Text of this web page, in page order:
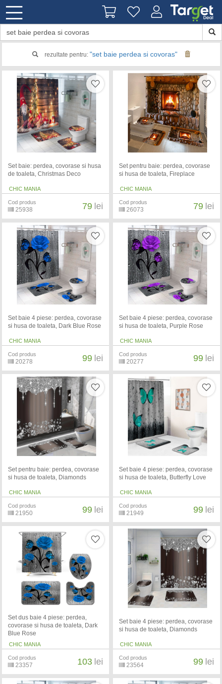
rezultate pentru: "set baie perdea si covoras"
Set baie: perdea, covorase si husa
de toaleta, Christmas Deco
CHIC MANIA
Cod produs
25938 79 lei
Set pentru baie: perdea, covorase
si husa de toaleta, Fireplace
CHIC MANIA
Cod produs
26073 79 lei
Set baie 4 piese: perdea, covorase
si husa de toaleta, Dark Blue Rose
CHIC MANIA
Cod produs
20278 99 lei
Set baie 4 piese: perdea, covorase
si husa de toaleta, Purple Rose
CHIC MANIA
Cod produs
20277 99 lei
Set pentru baie: perdea, covorase
si husa de toaleta, Diamonds
CHIC MANIA
Cod produs
21950 99 lei
Set baie 4 piese: perdea, covorase
si husa de toaleta, Butterfly Love
CHIC MANIA
Cod produs
21949 99 lei
Set dus baie 4 piese: perdea,
covorase si husa de toaleta, Dark
Blue Rose
CHIC MANIA
Cod produs
23357 103 lei
Set baie 4 piese: perdea, covorase
si husa de toaleta, Diamonds
CHIC MANIA
Cod produs
23564 99 lei